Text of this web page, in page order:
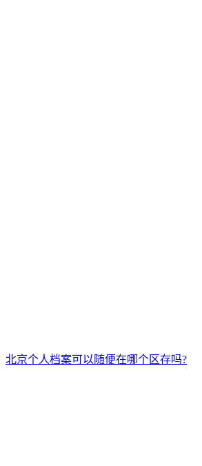
北京个人档案可以随便在哪个区存吗?